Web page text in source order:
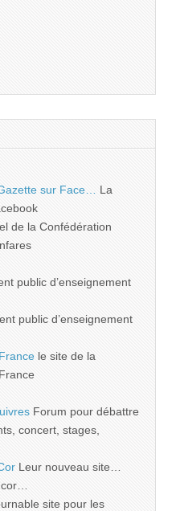
sur Face…
La
de la Confédération
public d’enseignement
public d’enseignement
le site de la
Forum pour débattre
concert, stages,
Leur nouveau site…
site pour les